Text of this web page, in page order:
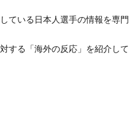
ている日本人選手の情報を専門
する「海外の反応」を紹介して